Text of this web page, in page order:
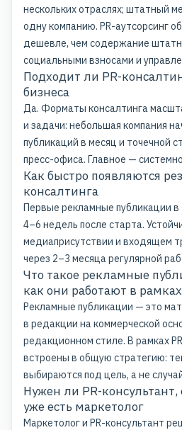
нескольких отраслях; штатный
одну компанию. PR-аутсорсинг
дешевле, чем содержание
социальными взносами и
Подходит ли PR-
бизнеса
Да. Форматы консалтинга
и задачи: небольшая компания
публикаций в месяц и точечной
пресс-офиса. Главное —
Как быстро появляются
консалтинга
Первые рекламные публикации
4–6 недель после старта.
медиаприсутствии и входящем
через 2–3 месяца регулярной
Что такое рекламные
как они работают в
Рекламные публикации — это
в редакции на коммерческой
редакционном стиле. В рамках
встроены в общую стратегию:
выбираются под цель, а не
Нужен ли PR-
уже есть маркетолог
Маркетолог и PR-консультант